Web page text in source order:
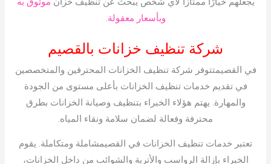
وبأسعار معقولة.
شركة تنظيف خزانات بالقصيم
في القصيمتتوفر شركة تنظيف الخزانات المحترفين والمتخصصين
في تقديم خدمات تنظيف الخزانات بأعلى مستوى من الجودة
والمهارة. يهتم هؤلاء الخبراء بتنظيف وصيانة الخزانات بطرق
محترفة وفعالة لضمان سلامة ونقاء المياه.
تعتبر خدمات تنظيف الخزانات في القصيمشاملة ومتكاملة. يقوم
الخبراء بإزالة الرواسب والأتربة والشوائب من داخل الخزانات،